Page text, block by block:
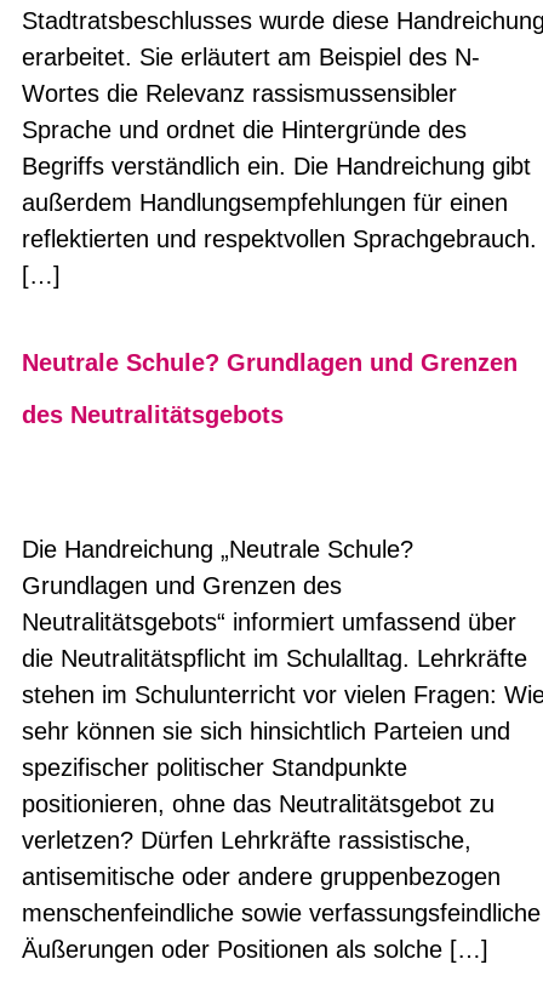
Stadtratsbeschlusses wurde diese
erarbeitet. Sie erläutert am Beispiel des N-
Wortes die Relevanz rassismussensibler
Sprache und ordnet die Hintergründe des
Begriffs verständlich ein. Die Handreichung gibt
außerdem Handlungsempfehlungen für einen
reflektierten und respektvollen Sprachgebrauch.
[…]
Neutrale Schule? Grundlagen und Grenzen
des Neutralitätsgebots
Die Handreichung „Neutrale Schule?
Grundlagen und Grenzen des
Neutralitätsgebots“ informiert umfassend über
die Neutralitätspflicht im Schulalltag. Lehrkräfte
stehen im Schulunterricht vor vielen Fragen:
sehr können sie sich hinsichtlich Parteien und
spezifischer politischer Standpunkte
positionieren, ohne das Neutralitätsgebot zu
verletzen? Dürfen Lehrkräfte rassistische,
antisemitische oder andere gruppenbezogen
menschenfeindliche sowie verfassungsfeindliche
Äußerungen oder Positionen als solche […]